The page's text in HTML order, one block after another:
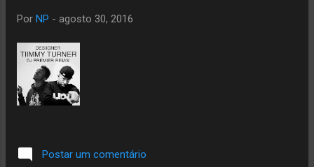
Por NP - agosto 30, 2016
Postar um comentário